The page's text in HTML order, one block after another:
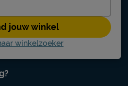
jouw winkel
winkelzoeker